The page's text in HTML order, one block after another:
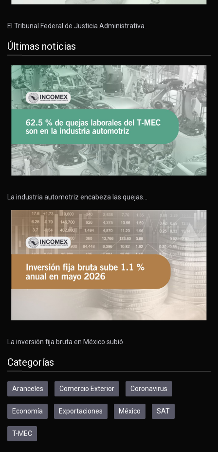
El Tribunal Federal de Justicia Administrativa…
Últimas noticias
La industria automotriz encabeza las quejas…
La inversión fija bruta en México subió…
Categorías
Aranceles Comercio Exterior Coronavirus
Economía Exportaciones México SAT
T-MEC